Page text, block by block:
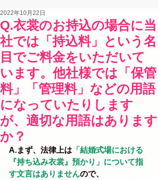
Q.衣裳のお持込の場合に当
社では「持込料」という名
目でご料金をいただいて
います。他社様では「保管
料」「管理料」などの用語
になっていたりします
が、適切な用語はあります
か？
2022年10月22日
A.まず、法律上は 「結婚式場における
『持ち込み衣裳』預かり」について指
す文言はありませんので、